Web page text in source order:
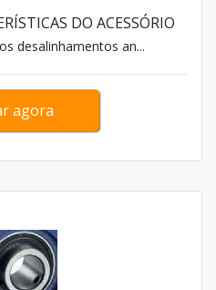
pois aguenta
DO ACESSÓRIO
desalinhamentos an...
agora